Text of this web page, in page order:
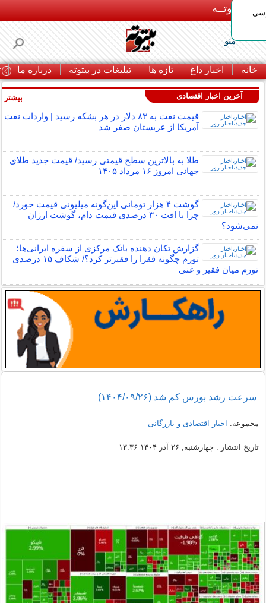
بـیتوتــه
منو
خانه اخبار داغ تازه ها تبلیغات در بیتوته درباره ما
آخرین اخبار اقتصادی
قیمت نفت به ۸۳ دلار در هر بشکه رسید | واردات نفت
آمریکا از عربستان صفر شد
طلا به بالاترین سطح قیمتی رسید/ قیمت جدید طلای
جهانی امروز ۱۶ مرداد ۱۴۰۵
گوشت ۴ هزار تومانی این‌گونه میلیونی قیمت خورد/
چرا با افت ۳۰ درصدی قیمت دام، گوشت ارزان
نمی‌شود؟
گزارش تکان‌ دهنده بانک مرکزی از سفره ایرانی‌ها؛
تورم چگونه فقرا را فقیرتر کرد؟/ شکاف ۱۵ درصدی
تورم میان فقیر و غنی
بیشتر
سرعت رشد بورس کم شد (۱۴۰۴/۰۹/۲۶)
مجموعه: اخبار اقتصادی و بازرگانی
تاریخ انتشار : چهارشنبه, ۲۶ آذر ۱۴۰۴ ۱۳:۳۶